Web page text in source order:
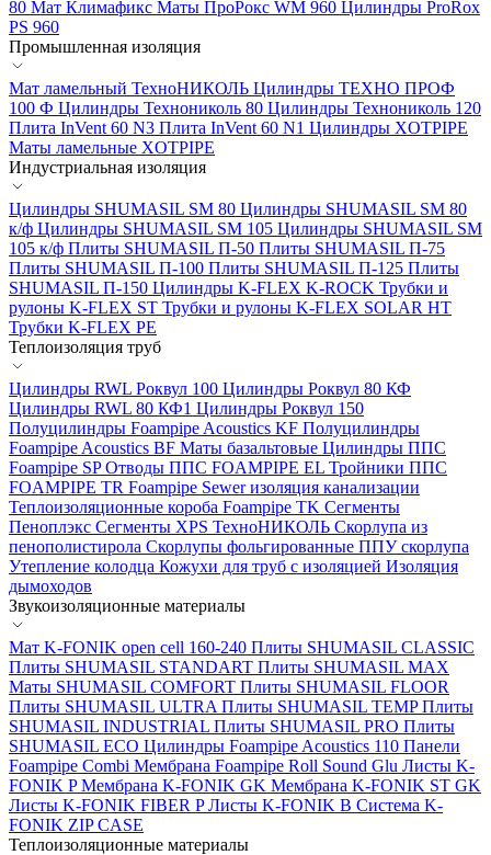
80 Мат Климафикс Маты ПроРокс WM 960 Цилиндры ProRox
PS 960
Промышленная изоляция
Мат ламельный ТехноНИКОЛЬ Цилиндры ТЕХНО ПРОФ
100 Ф Цилиндры Технониколь 80 Цилиндры Технониколь 120
Плита InVent 60 N3 Плита InVent 60 N1 Цилиндры XOTPIPE
Маты ламельные XOTPIPE
Индустриальная изоляция
Цилиндры SHUMASIL SM 80 Цилиндры SHUMASIL SM 80
к/ф Цилиндры SHUMASIL SM 105 Цилиндры SHUMASIL SM
105 к/ф Плиты SHUMASIL П-50 Плиты SHUMASIL П-75
Плиты SHUMASIL П-100 Плиты SHUMASIL П-125 Плиты
SHUMASIL П-150 Цилиндры K-FLEX K-ROCK Трубки и
рулоны K-FLEX ST Трубки и рулоны K-FLEX SOLAR HT
Трубки K-FLEX PE
Теплоизоляция труб
Цилиндры RWL Роквул 100 Цилиндры Роквул 80 КФ
Цилиндры RWL 80 КФ1 Цилиндры Роквул 150
Полуцилиндры Foampipe Acoustics KF Полуцилиндры
Foampipe Acoustics BF Маты базальтовые Цилиндры ППС
Foampipe SPОтводы ППС FOAMPIPE EL Тройники ППС
FOAMPIPE TR Foampipe Sewer изоляция канализации
Теплоизоляционные короба Foampipe TK Сегменты
Пеноплэкс Сегменты XPS ТехноНИКОЛЬ Скорлупа из
пенополистирола Скорлупы фольгированные ППУ скорлупа
Утепление колодца Кожухи для труб с изоляцией Изоляция
дымоходов
Звукоизоляционные материалы
Мат K-FONIK open cell 160-240 Плиты SHUMASIL CLASSIC
Плиты SHUMASIL STANDART Плиты SHUMASIL MAX
Маты SHUMASIL COMFORT Плиты SHUMASIL FLOOR
Плиты SHUMASIL ULTRA Плиты SHUMASIL TEMPПлиты
SHUMASIL INDUSTRIAL Плиты SHUMASIL PRO Плиты
SHUMASIL ECO Цилиндры Foampipe Acoustics 110 Панели
Foampipe Combi Мембрана Foampipe Roll Sound Glu Листы K-
FONIK PМембрана K-FONIK GK Мембрана K-FONIK ST GK
Листы K-FONIK FIBER PЛисты K-FONIK B Система K-
FONIK ZIP CASE
Теплоизоляционные материалы